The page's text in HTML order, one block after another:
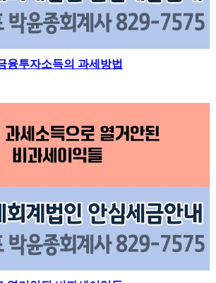
융투자소득의 과세방법